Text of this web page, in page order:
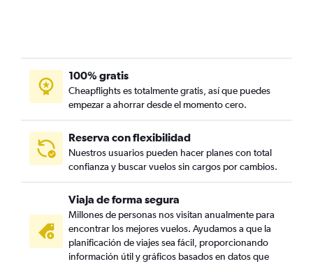
100% gratis
Cheapflights es totalmente gratis, así que puedes
empezar a ahorrar desde el momento cero.
Reserva con flexibilidad
Nuestros usuarios pueden hacer planes con total
confianza y buscar vuelos sin cargos por cambios.
Viaja de forma segura
Millones de personas nos visitan anualmente para
encontrar los mejores vuelos. Ayudamos a que la
planificación de viajes sea fácil, proporcionando
información útil y gráficos basados en datos que